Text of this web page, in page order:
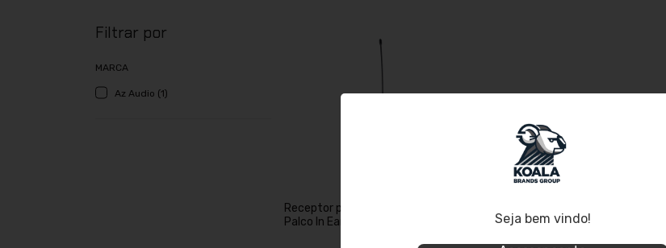
Filtrar por
MARCA
Az Audio (1)
Receptor para Retorno de
Palco In Ear sem Fio AZ Audio
Seja bem vindo!